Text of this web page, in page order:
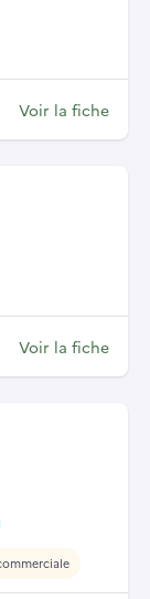
Voir la fiche
Voir la fiche